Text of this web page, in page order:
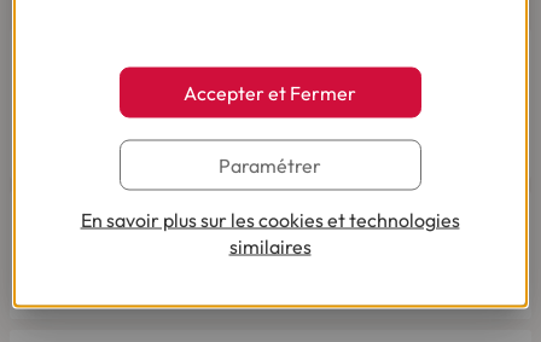
Du lundi au vendredi de 8h00 à 19h00
Le samedi de 8h00 à 14h00.
opérateur).
Accepter et Fermer
Paramétrer
En savoir plus sur les cookies et technologies
similaires